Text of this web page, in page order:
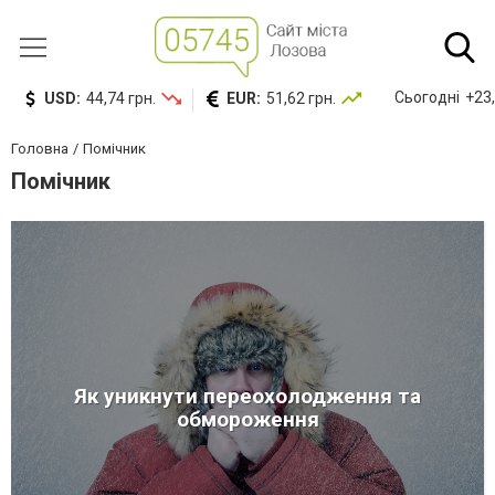
USD: 44,74 грн. EUR: 51,62 грн. Сьогодні
Головна Помічник
Помічник
Як уникнути переохолодження та
обмороження